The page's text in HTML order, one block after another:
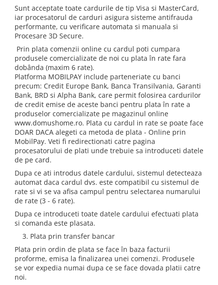
Sunt acceptate toate cardurile de tip Visa si MasterCard,
iar procesatorul de carduri asigura sisteme antifrauda
performante, cu verificare automata si manuala si
Procesare 3D Secure.
Prin plata comenzii online cu cardul poti cumpara
produsele comercializate de noi cu plata în rate fara
dobânda (maxim 6 rate).
Platforma MOBILPAY include parteneriate cu banci
precum: Credit Europe Bank, Banca Transilvania, Garanti
Bank, BRD si Alpha Bank, care permit folosirea cardurilor
de credit emise de aceste banci pentru plata în rate a
produselor comercializate pe magazinul online
www.domushome.ro. Plata cu cardul in rate se poate face
DOAR DACA alegeti ca metoda de plata - Online prin
MobilPay. Veti fi redirectionati catre pagina
procesatorului de plati unde trebuie sa introduceti datele
de pe card.
Dupa ce ati introdus datele cardului, sistemul detecteaza
automat daca cardul dvs. este compatibil cu sistemul de
rate si vi se va afisa campul pentru selectarea numarului
de rate (3 - 6 rate).
Dupa ce introduceti toate datele cardului efectuati plata
si comanda este plasata.
3. Plata prin transfer bancar
Plata prin ordin de plata se face în baza facturii
proforme, emisa la finalizarea unei comenzi. Produsele
se vor expedia numai dupa ce se face dovada platii catre
noi.